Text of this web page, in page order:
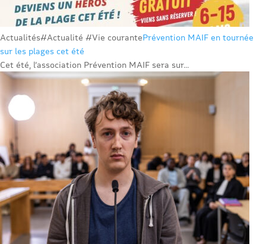
Actualités#Actualité #Vie courantePrévention MAIF en tournée
sur les plages cet été
Cet été, l’association Prévention MAIF sera sur...